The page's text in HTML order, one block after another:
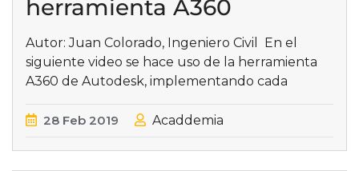
herramienta A360
Autor: Juan Colorado, Ingeniero Civil En el
siguiente video se hace uso de la herramienta
A360 de Autodesk, implementando cada
28 Feb 2019 Acaddemia